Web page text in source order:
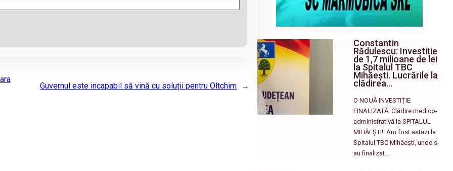
Guvernul este incapabil să vină cu soluții pentru Oltchim →
Constantin
Rădulescu: Investiție
de 1,7 milioane de lei
la Spitalul TBC
Mihăești. Lucrările la
clădirea…
O NOUĂ INVESTIȚIE
FINALIZATĂ: Clădire medico-
administrativă la SPITALUL
MIHĂEȘTI! ​ Am fost astăzi la
Spitalul TBC Mihăești, unde s-
au finalizat…